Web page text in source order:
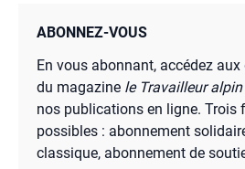
ABONNEZ-VOUS
En vous abonnant, accédez
du magazine le Travailleur alpin
nos publications en ligne. Trois
possibles : abonnement
classique, abonnement de